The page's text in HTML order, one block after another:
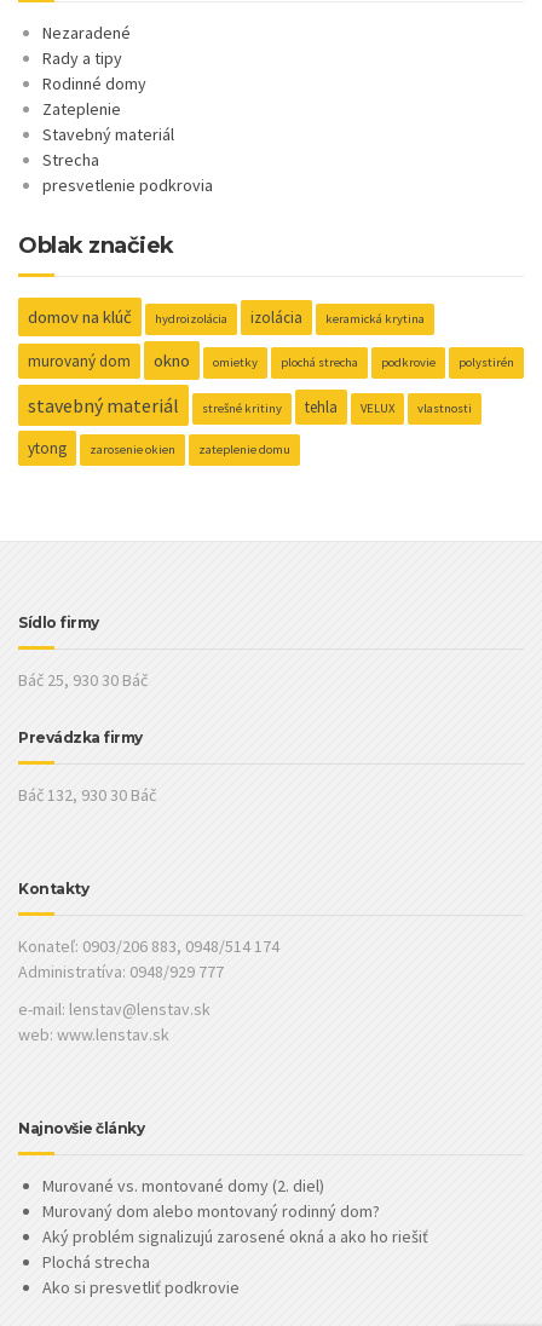
Nezaradené
Rady a tipy
Rodinné domy
Zateplenie
Stavebný materiál
Strecha
presvetlenie podkrovia
Oblak značiek
domov na klúč hydroizolácia izolácia keramická krytina
murovaný dom okno omietky plochá strecha podkrovie polystirén
stavebný materiál strešné kritiny tehla VELUX vlastnosti
ytong zarosenie okien zateplenie domu
Sídlo firmy
Báč 25, 930 30 Báč
Prevádzka firmy
Báč 132, 930 30 Báč
Kontakty
Konateľ: 0903/206 883, 0948/514 174
Administratíva: 0948/929 777
e-mail: lenstav@lenstav.sk
web: www.lenstav.sk
Najnovšie články
Murované vs. montované domy (2. diel)
Murovaný dom alebo montovaný rodinný dom?
Aký problém signalizujú zarosené okná a ako ho riešiť
Plochá strecha
Ako si presvetliť podkrovie